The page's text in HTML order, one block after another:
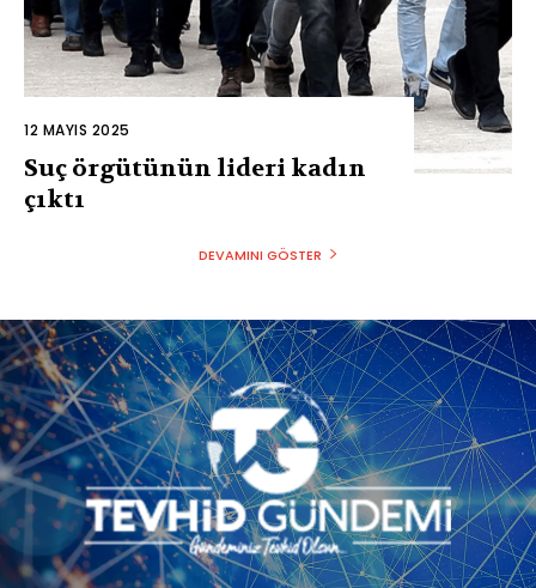
12 MAYIS 2025
Suç örgütünün lideri kadın
çıktı
DEVAMINI GÖSTER